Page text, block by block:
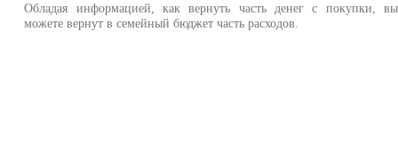
Обладая информацией, как вернуть часть денег с покупки, вы
можете вернут в семейный бюджет часть расходов.